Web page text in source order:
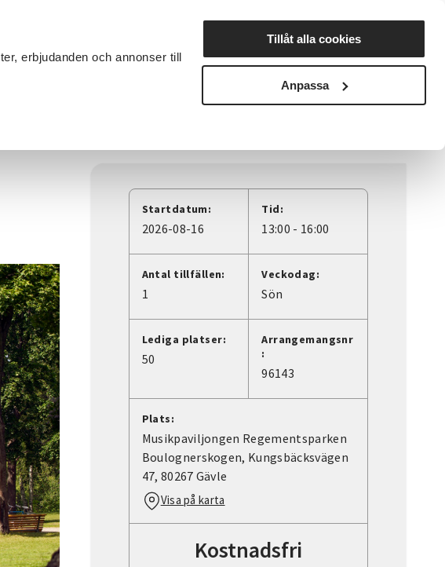
erbjudanden och annonser till
Tillåt alla cookies
Anpassa
Nyheter Avdelningar
Startdatum:
2026-08-16
Tid:
13:00 - 16:00
Antal tillfällen:
1
Veckodag:
Sön
Lediga platser:
50
Arrangemangsnr
:
96143
Plats:
Musikpaviljongen Regementsparken
Boulognerskogen, Kungsbäcksvägen
47, 80267 Gävle
Visa på karta
Kostnadsfri